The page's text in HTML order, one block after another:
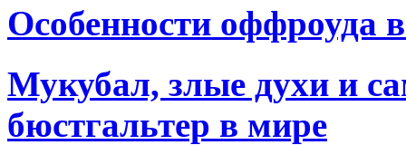
Особенности оффроуда
Мукубал, злые духи и
бюстгальтер в мире